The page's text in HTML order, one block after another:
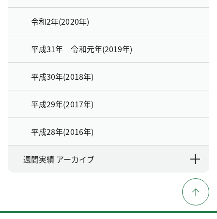
令和2年(2020年)
平成31年 令和元年(2019年)
平成30年(2018年)
平成29年(2017年)
平成28年(2016年)
週間実績 アーカイブ